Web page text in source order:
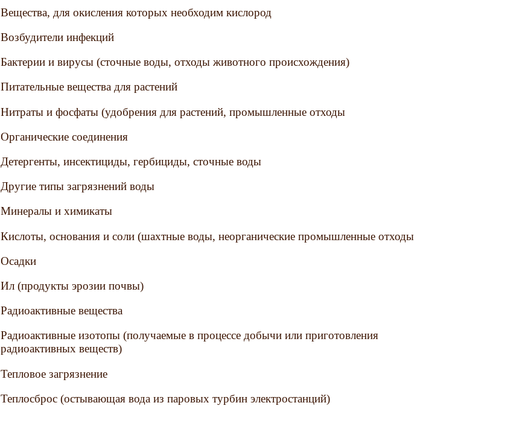
Вещества, для окисления которых необходим кислород
Возбудители инфекций
Бактерии и вирусы (сточные воды, отходы животного происхождения)
Питательные вещества для растений
Нитраты и фосфаты (удобрения для растений, промышленные отходы
Органические соединения
Детергенты, инсектициды, гербициды, сточные воды
Другие типы загрязнений воды
Минералы и химикаты
Кислоты, основания и соли (шахтные воды, неорганические промышленные отходы
Осадки
Ил (продукты эрозии почвы)
Радиоактивные вещества
Радиоактивные изотопы (получаемые в процессе добычи или приготовления
радиоактивных веществ)
Тепловое загрязнение
Теплосброс (остывающая вода из паровых турбин электростанций)